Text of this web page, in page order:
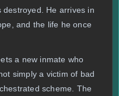
He arrives in
and the life he once
a new inmate who
simply a victim of bad
scheme. The